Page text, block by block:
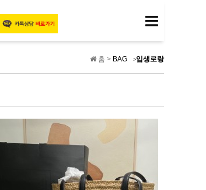
홈 > BAG 입생로랑